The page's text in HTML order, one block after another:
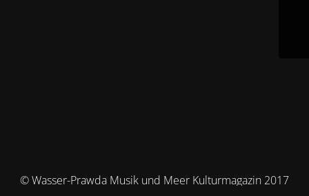
© Wasser-Prawda Musik und Meer Kulturmagazin 2017